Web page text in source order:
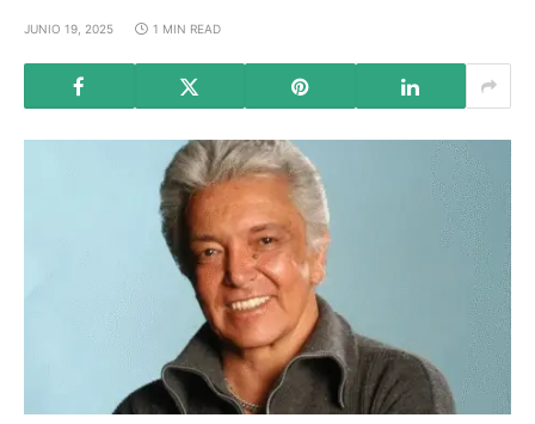
JUNIO 19, 2025 1 MIN READ